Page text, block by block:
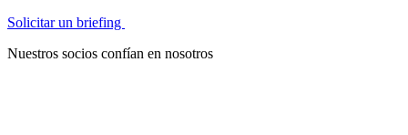
Solicitar un briefing
Nuestros socios confían en nosotros